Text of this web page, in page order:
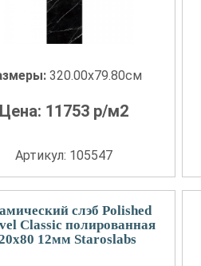
320.00x79.80см
Цена: 11753 р/м2
Артикул: 105547
слэб Polished
Classic полированная
12мм Staroslabs